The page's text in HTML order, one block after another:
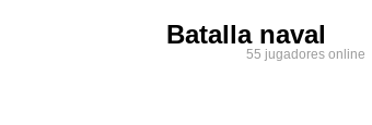
Batalla naval
55 jugadores online